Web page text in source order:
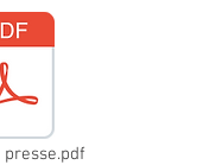
presse.pdf